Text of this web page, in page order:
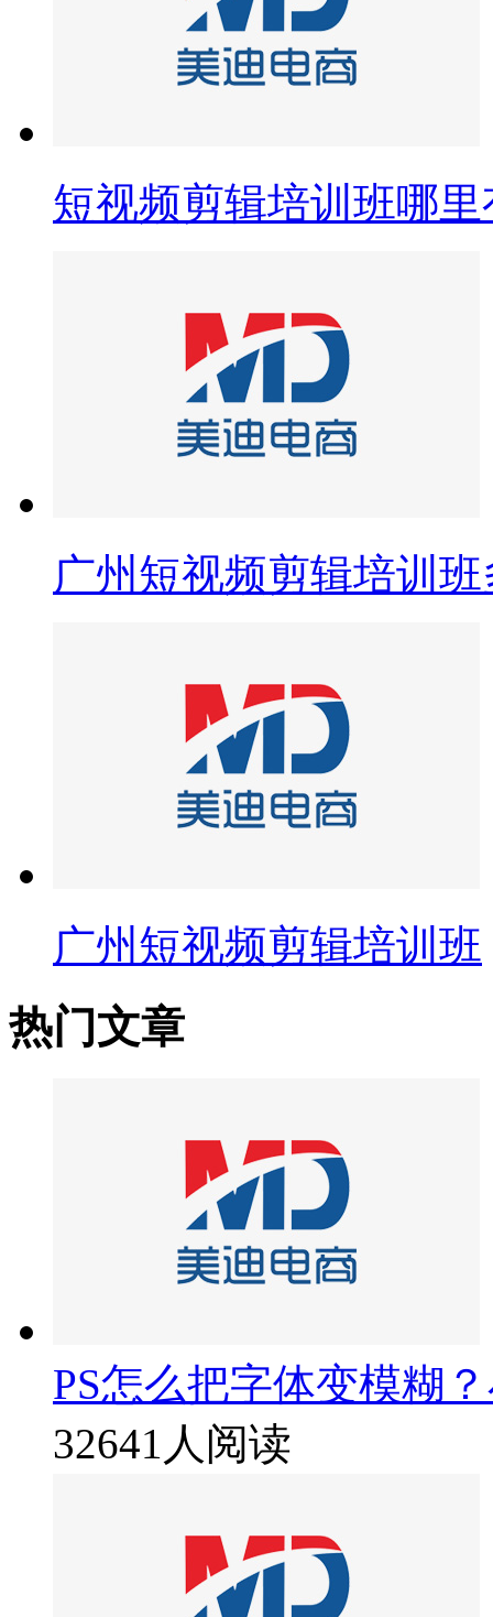
短视频剪辑培训班哪里
广州短视频剪辑培训
广州短视频剪辑培训班
热门文章
PS怎么把字体变模糊
32641人阅读